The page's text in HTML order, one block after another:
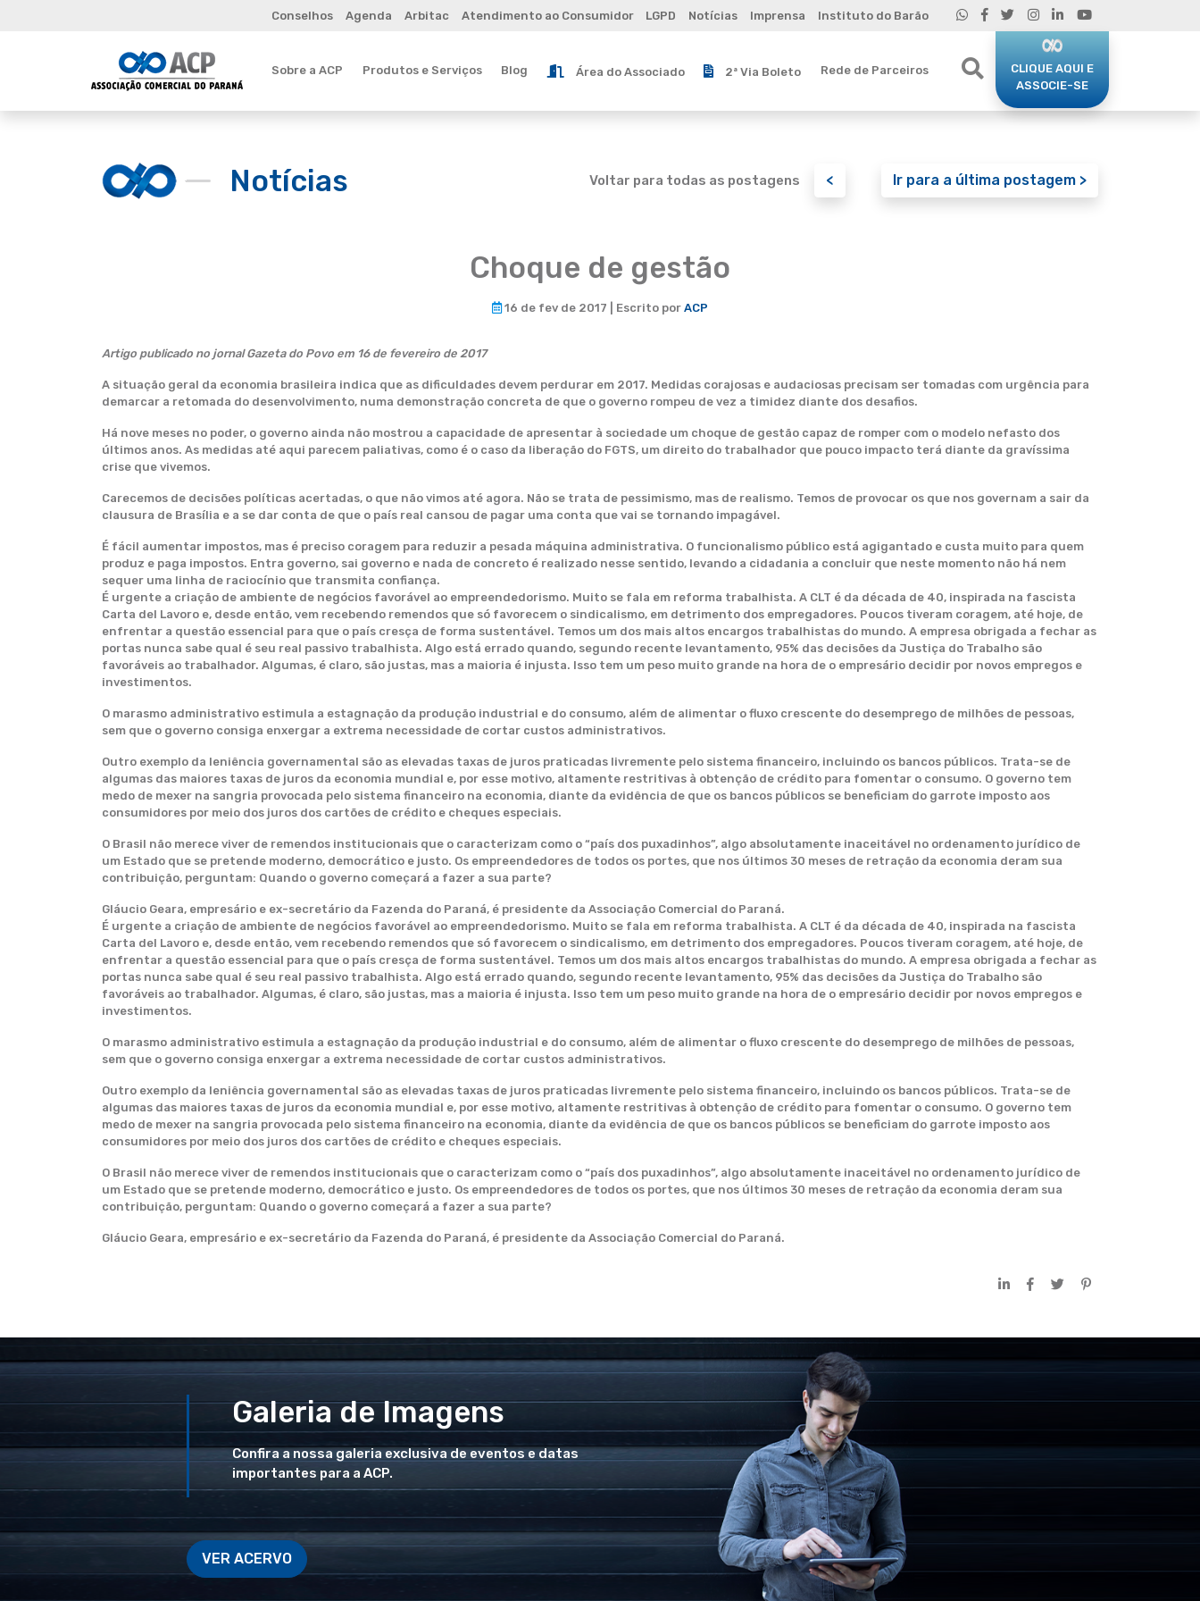
Conselhos Agenda Arbitac Atendimento ao Consumidor LGPD Notícias Imprensa Instituto do Barão
Sobre a ACP Produtos e Serviços Blog Área do Associado 2ª Via Boleto Rede de Parceiros
CLIQUE AQUI E
ASSOCIE-SE
Notícias Voltar para todas as postagens < Ir para a última postagem >
Choque de gestão
16 de fev de 2017 | Escrito por ACP
Artigo publicado no jornal Gazeta do Povo em 16 de fevereiro de 2017
A situação geral da economia brasileira indica que as dificuldades devem perdurar em 2017. Medidas corajosas e audaciosas precisam ser tomadas com urgência para
demarcar a retomada do desenvolvimento, numa demonstração concreta de que o governo rompeu de vez a timidez diante dos desafios.
Há nove meses no poder, o governo ainda não mostrou a capacidade de apresentar à sociedade um choque de gestão capaz de romper com o modelo nefasto dos
últimos anos. As medidas até aqui parecem paliativas, como é o caso da liberação do FGTS, um direito do trabalhador que pouco impacto terá diante da gravíssima
crise que vivemos.
Carecemos de decisões políticas acertadas, o que não vimos até agora. Não se trata de pessimismo, mas de realismo. Temos de provocar os que nos governam a sair da
clausura de Brasília e a se dar conta de que o país real cansou de pagar uma conta que vai se tornando impagável.
É fácil aumentar impostos, mas é preciso coragem para reduzir a pesada máquina administrativa. O funcionalismo público está agigantado e custa muito para quem
produz e paga impostos. Entra governo, sai governo e nada de concreto é realizado nesse sentido, levando a cidadania a concluir que neste momento não há nem
sequer uma linha de raciocínio que transmita confiança.
É urgente a criação de ambiente de negócios favorável ao empreendedorismo. Muito se fala em reforma trabalhista. A CLT é da década de 40, inspirada na fascista
Carta del Lavoro e, desde então, vem recebendo remendos que só favorecem o sindicalismo, em detrimento dos empregadores. Poucos tiveram coragem, até hoje, de
enfrentar a questão essencial para que o país cresça de forma sustentável. Temos um dos mais altos encargos trabalhistas do mundo. A empresa obrigada a fechar as
portas nunca sabe qual é seu real passivo trabalhista. Algo está errado quando, segundo recente levantamento, 95% das decisões da Justiça do Trabalho são
favoráveis ao trabalhador. Algumas, é claro, são justas, mas a maioria é injusta. Isso tem um peso muito grande na hora de o empresário decidir por novos empregos e
investimentos.
O marasmo administrativo estimula a estagnação da produção industrial e do consumo, além de alimentar o fluxo crescente do desemprego de milhões de pessoas,
sem que o governo consiga enxergar a extrema necessidade de cortar custos administrativos.
Outro exemplo da leniência governamental são as elevadas taxas de juros praticadas livremente pelo sistema financeiro, incluindo os bancos públicos. Trata-se de
algumas das maiores taxas de juros da economia mundial e, por esse motivo, altamente restritivas à obtenção de crédito para fomentar o consumo. O governo tem
medo de mexer na sangria provocada pelo sistema financeiro na economia, diante da evidência de que os bancos públicos se beneficiam do garrote imposto aos
consumidores por meio dos juros dos cartões de crédito e cheques especiais.
O Brasil não merece viver de remendos institucionais que o caracterizam como o “país dos puxadinhos”, algo absolutamente inaceitável no ordenamento jurídico de
um Estado que se pretende moderno, democrático e justo. Os empreendedores de todos os portes, que nos últimos 30 meses de retração da economia deram sua
contribuição, perguntam: Quando o governo começará a fazer a sua parte?
Gláucio Geara, empresário e ex-secretário da Fazenda do Paraná, é presidente da Associação Comercial do Paraná.
É urgente a criação de ambiente de negócios favorável ao empreendedorismo. Muito se fala em reforma trabalhista. A CLT é da década de 40, inspirada na fascista
Carta del Lavoro e, desde então, vem recebendo remendos que só favorecem o sindicalismo, em detrimento dos empregadores. Poucos tiveram coragem, até hoje, de
enfrentar a questão essencial para que o país cresça de forma sustentável. Temos um dos mais altos encargos trabalhistas do mundo. A empresa obrigada a fechar as
portas nunca sabe qual é seu real passivo trabalhista. Algo está errado quando, segundo recente levantamento, 95% das decisões da Justiça do Trabalho são
favoráveis ao trabalhador. Algumas, é claro, são justas, mas a maioria é injusta. Isso tem um peso muito grande na hora de o empresário decidir por novos empregos e
investimentos.
O marasmo administrativo estimula a estagnação da produção industrial e do consumo, além de alimentar o fluxo crescente do desemprego de milhões de pessoas,
sem que o governo consiga enxergar a extrema necessidade de cortar custos administrativos.
Outro exemplo da leniência governamental são as elevadas taxas de juros praticadas livremente pelo sistema financeiro, incluindo os bancos públicos. Trata-se de
algumas das maiores taxas de juros da economia mundial e, por esse motivo, altamente restritivas à obtenção de crédito para fomentar o consumo. O governo tem
medo de mexer na sangria provocada pelo sistema financeiro na economia, diante da evidência de que os bancos públicos se beneficiam do garrote imposto aos
consumidores por meio dos juros dos cartões de crédito e cheques especiais.
O Brasil não merece viver de remendos institucionais que o caracterizam como o “país dos puxadinhos”, algo absolutamente inaceitável no ordenamento jurídico de
um Estado que se pretende moderno, democrático e justo. Os empreendedores de todos os portes, que nos últimos 30 meses de retração da economia deram sua
contribuição, perguntam: Quando o governo começará a fazer a sua parte?
Gláucio Geara, empresário e ex-secretário da Fazenda do Paraná, é presidente da Associação Comercial do Paraná.
Galeria de Imagens
Confira a nossa galeria exclusiva de eventos e datas
importantes para a ACP.
VER ACERVO